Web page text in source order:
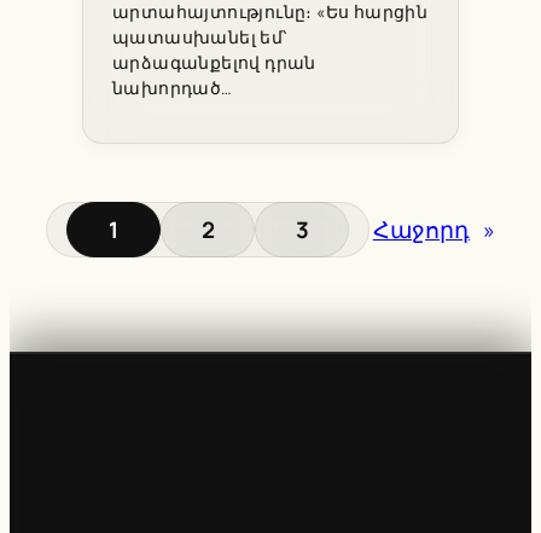
արտահայտությունը։ «Ես հարցին
պատասխանել եմ՝
արձագանքելով դրան
նախորդած…
1 2 3 Հաջորդ »